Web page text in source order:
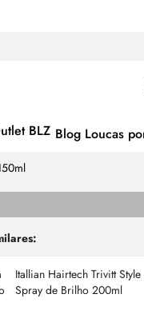
Blog Loucas
Itallian Hairtech Trivitt Style
Spray de Brilho 200ml